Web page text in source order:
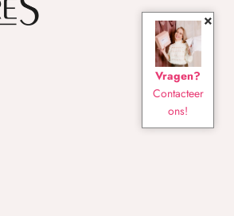
×
Vragen?
Contacteer
ons!